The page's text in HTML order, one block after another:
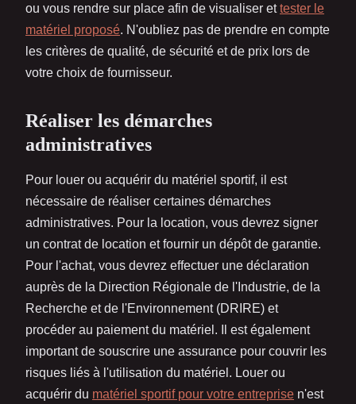
ou vous rendre sur place afin de visualiser ettester le
matériel proposé. N'oubliez pas de prendre en compte
les critères de qualité, de sécurité et de prix lors de
votre choix de fournisseur.
Réaliser les démarches
administratives
Pour louer ou acquérir du matériel sportif, il est
nécessaire de réaliser certaines démarches
administratives. Pour la location, vous devrez signer
un contrat de location et fournir un dépôt de garantie.
Pour l'achat, vous devrez effectuer une déclaration
auprès de la Direction Régionale de l'Industrie, de la
Recherche et de l'Environnement (DRIRE) et
procéder au paiement du matériel. Il est également
important de souscrire une assurance pour couvrir les
risques liés à l'utilisation du matériel. Louer ou
acquérir du matériel sportif pour votre entreprise n'est